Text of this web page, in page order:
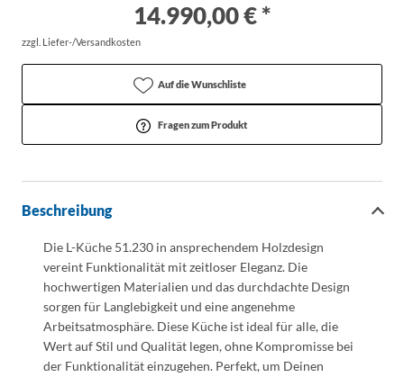
14.990,00 € *
zzgl. Liefer-/Versandkosten
Auf die Wunschliste
Fragen zum Produkt
Beschreibung
Die L-Küche 51.230 in ansprechendem Holzdesign
vereint Funktionalität mit zeitloser Eleganz. Die
hochwertigen Materialien und das durchdachte Design
sorgen für Langlebigkeit und eine angenehme
Arbeitsatmosphäre. Diese Küche ist ideal für alle, die
Wert auf Stil und Qualität legen, ohne Kompromisse bei
der Funktionalität einzugehen. Perfekt, um Deinen